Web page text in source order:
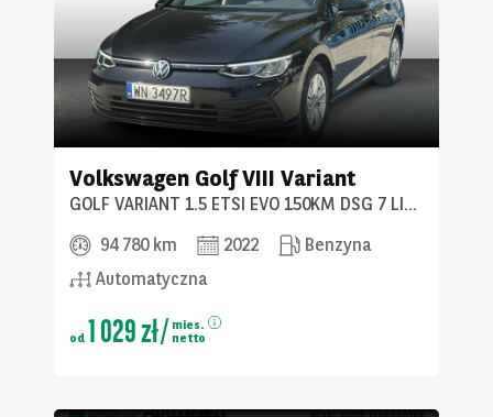
Volkswagen Golf VIII Variant
GOLF VARIANT 1.5 ETSI EVO 150KM DSG 7 LIFE 5D
94 780 km
2022
Benzyna
Automatyczna
od 1 029 zł/ mies.
netto